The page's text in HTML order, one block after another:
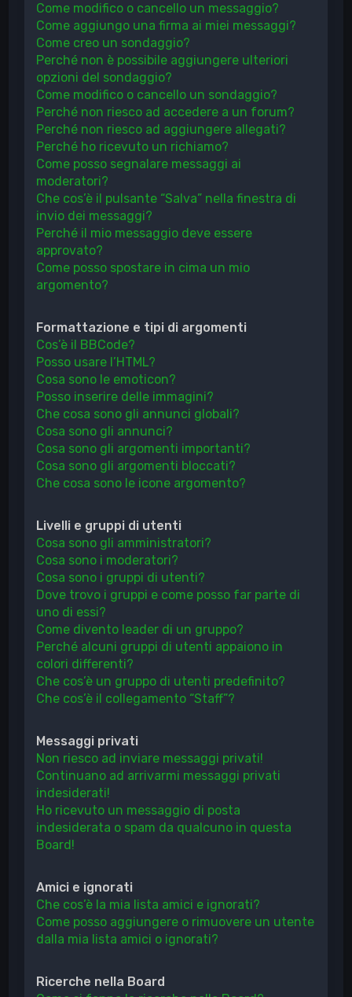
Come modifico o cancello un messaggio?
Come aggiungo una firma ai miei messaggi?
Come creo un sondaggio?
Perché non è possibile aggiungere ulteriori
opzioni del sondaggio?
Come modifico o cancello un sondaggio?
Perché non riesco ad accedere a un forum?
Perché non riesco ad aggiungere allegati?
Perché ho ricevuto un richiamo?
Come posso segnalare messaggi ai
moderatori?
Che cos’è il pulsante “Salva” nella finestra di
invio dei messaggi?
Perché il mio messaggio deve essere
approvato?
Come posso spostare in cima un mio
argomento?
Formattazione e tipi di argomenti
Cos’è il BBCode?
Posso usare l’HTML?
Cosa sono le emoticon?
Posso inserire delle immagini?
Che cosa sono gli annunci globali?
Cosa sono gli annunci?
Cosa sono gli argomenti importanti?
Cosa sono gli argomenti bloccati?
Che cosa sono le icone argomento?
Livelli e gruppi di utenti
Cosa sono gli amministratori?
Cosa sono i moderatori?
Cosa sono i gruppi di utenti?
Dove trovo i gruppi e come posso far parte di
uno di essi?
Come divento leader di un gruppo?
Perché alcuni gruppi di utenti appaiono in
colori differenti?
Che cos’è un gruppo di utenti predefinito?
Che cos’è il collegamento “Staff”?
Messaggi privati
Non riesco ad inviare messaggi privati!
Continuano ad arrivarmi messaggi privati
indesiderati!
Ho ricevuto un messaggio di posta
indesiderata o spam da qualcuno in questa
Board!
Amici e ignorati
Che cos’è la mia lista amici e ignorati?
Come posso aggiungere o rimuovere un utente
dalla mia lista amici o ignorati?
Ricerche nella Board